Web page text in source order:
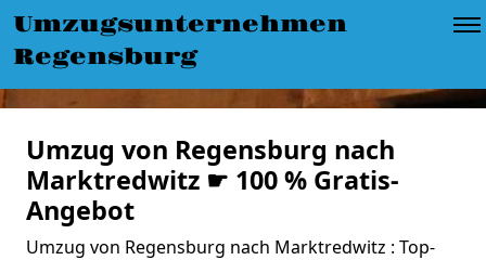
Umzugsunternehmen
Regensburg
Umzug von Regensburg nach
Marktredwitz ☛ 100 % Gratis-
Angebot
Umzug von Regensburg nach Marktredwitz : Top-